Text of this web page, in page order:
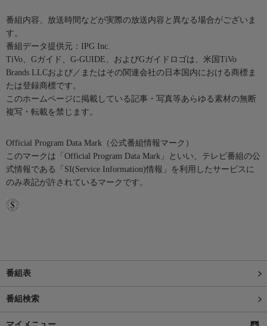
番組内容、放送時間などが実際の放送内容と異なる場合がございま
す。
番組データ提供元：IPG Inc.
TiVo、Gガイド、G-GUIDE、およびGガイドロゴは、米国TiVo
Brands LLCおよび／またはその関連会社の日本国内における商標ま
たは登録商標です。
このホームページに掲載している記事・写真等あらゆる素材の無断
複写・転載を禁じます。
Official Program Data Mark（公式番組情報マーク）
このマークは「Official Program Data Mark」といい、テレビ番組の公
式情報である「SI(Service Information)情報」を利用したサービスに
のみ表記が許されているマークです。
番組表
番組検索